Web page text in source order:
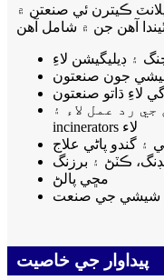
ڪيترن ئي صنعتن ۾
۽ ڊيليگيشن لاءِ
جون صنعتون
لاءِ ڌاتو صنعتون
رد عمل لاء ۽
incinerators لاء
۽ گندو پاڻي علاج
ڪٽڻ ۽ برزنگ
مڇي پالڻ
شيشي جي صنعت
پيداوار جي خاصيت